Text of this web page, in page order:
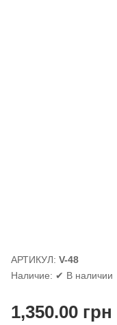
АРТИКУЛ: V-48
Наличие: ✔ В наличии
1,350.00грн